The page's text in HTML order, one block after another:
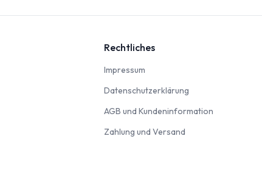
Modellautos & Verkehrsmodelle
Rechtliches
ImpressumImpressum
Datenschutzerklärung
AGB und KundeninformationAGB und
Zahlung und VersandZahlung und Versand